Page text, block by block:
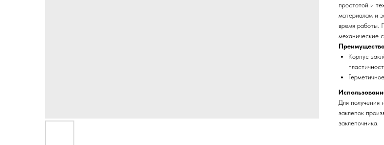
простотой и
материалам и
время работы.
механические
Корпус
Для получения
заклепок
заклепочника.